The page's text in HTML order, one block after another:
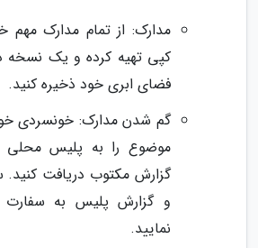
مدارک: از تمام مدارک مهم
کپی تهیه کرده و یک نسخه
فضای ابری خود ذخیره کنید.
گم شدن مدارک: خونسردی
موضوع را به پلیس
گزارش مکتوب دریافت
و گزارش پلیس به سفارت
نمایید.